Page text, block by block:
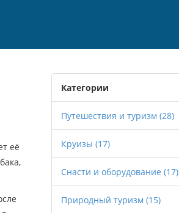
её
Категории
Путешествия и туризм (28)
Круизы (17)
Снасти и оборудование (17)
Природный туризм (15)